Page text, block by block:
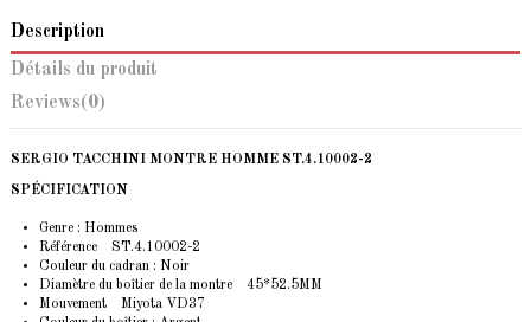
Description
Détails du produit
Reviews(0)
SERGIO TACCHINI MONTRE HOMME ST.4.10002-2
SPÉCIFICATION
Genre : Hommes
Référence ST.4.10002-2
Couleur du cadran : Noir
Diamètre du boîtier de la montre 45*52.5MM
Mouvement Miyota VD37